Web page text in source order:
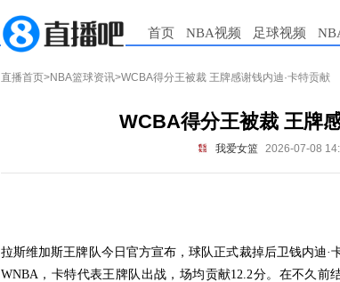
首页 NBA视频 足球视频
直播首页>NBA篮球资讯>WCBA得分王被裁 王牌感谢钱内迪·卡特贡献
WCBA得分王被裁 王牌
我爱女篮 2026-07-08
拉斯维加斯王牌队今日官方宣布，球队正式裁掉后卫钱内迪
WNBA，卡特代表王牌队出战，场均贡献12.2分。在不久前